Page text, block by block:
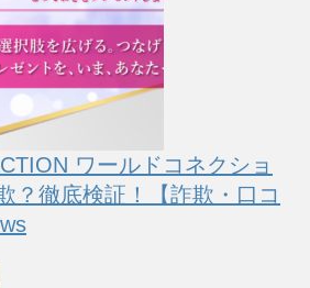
ワールドコネクショ
？徹底検証！【詐欺・口コ